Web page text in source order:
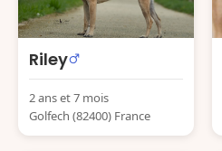
Riley
2 ans et 7 mois
Golfech (82400) France